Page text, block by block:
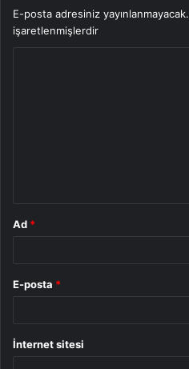
E-posta adresiniz yayınlanmayacak.
işaretlenmişlerdir
Ad *
E-posta *
İnternet sitesi